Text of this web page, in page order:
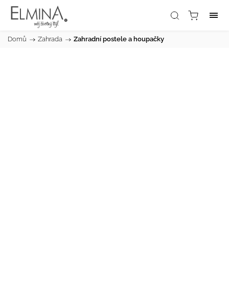
Domů / Zahrada / Zahradní postele a houpačky